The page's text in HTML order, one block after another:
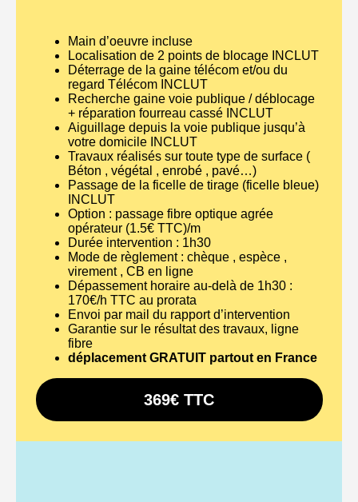
Main d’oeuvre incluse
Localisation de 2 points de blocage INCLUT
Déterrage de la gaine télécom et/ou du
regard Télécom INCLUT
Recherche gaine voie publique / déblocage
+ réparation fourreau cassé INCLUT
Aiguillage depuis la voie publique jusqu’à
votre domicile INCLUT
Travaux réalisés sur toute type de surface (
Béton , végétal , enrobé , pavé…)
Passage de la ficelle de tirage (ficelle bleue)
INCLUT
Option : passage fibre optique agrée
opérateur (1.5€ TTC)/m
Durée intervention : 1h30
Mode de règlement : chèque , espèce ,
virement , CB en ligne
Dépassement horaire au-delà de 1h30 :
170€/h TTC au prorata
Envoi par mail du rapport d’intervention
Garantie sur le résultat des travaux, ligne
fibre
déplacement GRATUIT partout en France
369€ TTC